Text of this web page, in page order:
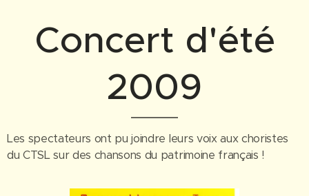
Concert d'été
2009
Les spectateurs ont pu joindre leurs voix aux choristes
du CTSL sur des chansons du patrimoine français !